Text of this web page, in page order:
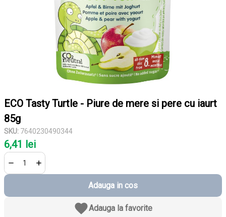
ECO Tasty Turtle - Piure de mere si pere cu iaurt
85g
SKU: 7640230490344
6,41 lei
Adauga in cos
Adauga la favorite